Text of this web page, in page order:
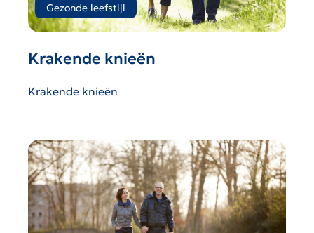
Gezonde leefstijl
Krakende knieën
Krakende knieën